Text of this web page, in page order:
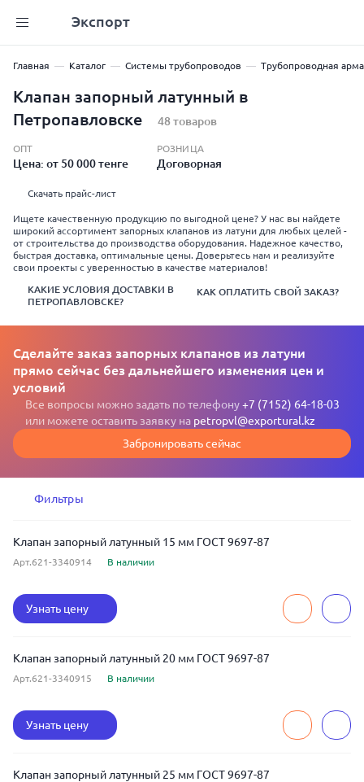
Экспорт
Главная Каталог Системы трубопроводов Трубопроводная
Клапан запорный латунный в
Петропавловске
48 товаров
ОПТ
Цена: от 50 000 тенге
РОЗНИЦА
Договорная
Скачать прайс-лист
Ищете качественную продукцию по выгодной цене? У нас вы найдете
широкий ассортимент запорных клапанов из латуни для любых целей -
от строительства до производства оборудования. Надежное качество,
быстрая доставка, оптимальные цены. Доверьтесь нам и реализуйте
свои проекты с уверенностью в качестве материалов!
КАКИЕ УСЛОВИЯ ДОСТАВКИ В
ПЕТРОПАВЛОВСКЕ?
КАК ОПЛАТИТЬ СВОЙ ЗАКАЗ?
Сделайте заказ запорных клапанов из латуни
прямо сейчас без дальнейшего изменения цен и
условий
Все вопросы можно задать по телефону+7 (7152) 64-18-03
или можете оставить заявку на petropvl@exportural.kz
Забронировать сейчас
Фильтры
Клапан запорный латунный 15 мм ГОСТ 9697-87
Арт.621-3340914 В наличии
Узнать цену
Клапан запорный латунный 20 мм ГОСТ 9697-87
Арт.621-3340915 В наличии
Узнать цену
Клапан запорный латунный 25 мм ГОСТ 9697-87